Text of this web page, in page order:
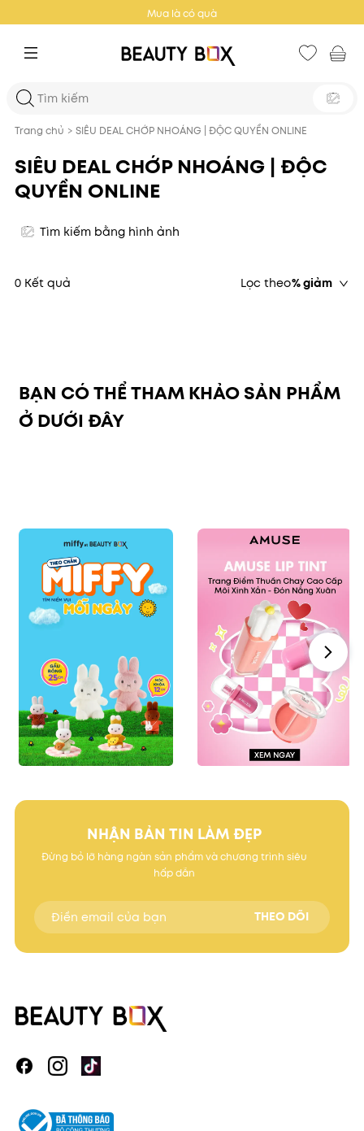
Mua là có quà
Trang chủ > SIÊU DEAL CHỚP NHOÁNG | ĐỘC QUYỀN ONLINE
SIÊU DEAL CHỚP NHOÁNG | ĐỘC
QUYỀN ONLINE
Tìm kiếm bằng hình ảnh
0 Kết quả Lọc theo% giảm
BẠN CÓ THỂ THAM KHẢO SẢN PHẨM
Ở DƯỚI ĐÂY
NHẬN BẢN TIN LÀM ĐẸP
Đừng bỏ lỡ hàng ngàn sản phẩm và chương trình siêu
hấp dẫn
THEO DÕI